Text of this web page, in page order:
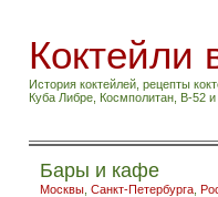
Коктейли
История коктейлей, рецепты
Куба Либре, Космполитан, B-52
Бары и кафе
Москвы Санкт-Петербурга